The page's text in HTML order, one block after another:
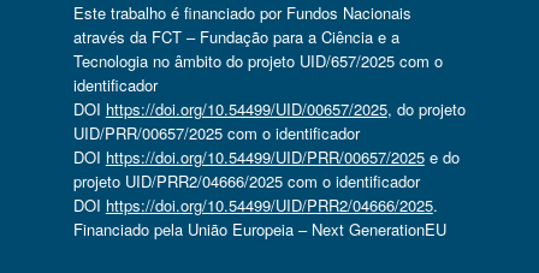
Este trabalho é financiado por Fundos Nacionais
através da FCT – Fundação para a Ciência e a
Tecnologia no âmbito do projeto UID/657/2025 com o
identificador
DOI https://doi.org/10.54499/UID/00657/2025, do projeto
UID/PRR/00657/2025 com o identificador
DOI https://doi.org/10.54499/UID/PRR/00657/2025e do
projeto UID/PRR2/04666/2025 com o identificador
DOI https://doi.org/10.54499/UID/PRR2/04666/2025.
Financiado pela União Europeia – Next GenerationEU